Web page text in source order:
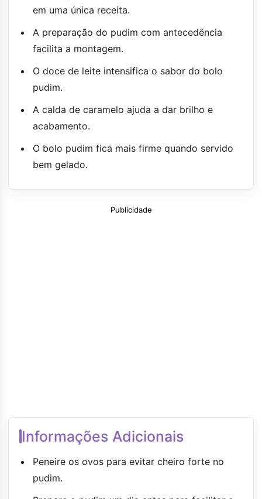
em uma única receita.
A preparação do pudim com antecedência
facilita a montagem.
O doce de leite intensifica o sabor do bolo
pudim.
A calda de caramelo ajuda a dar brilho e
acabamento.
O bolo pudim fica mais firme quando servido
bem gelado.
Publicidade
Informações Adicionais
Peneire os ovos para evitar cheiro forte no
pudim.